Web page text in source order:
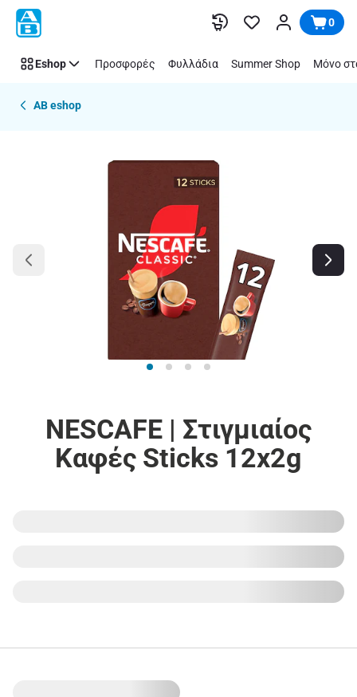
Παράλειψη 0
Eshop Προσφορές Φυλλάδια Summer Shop Μόνο
AB eshop
NESCAFE | Στιγμιαίος
Καφές Sticks 12x2g